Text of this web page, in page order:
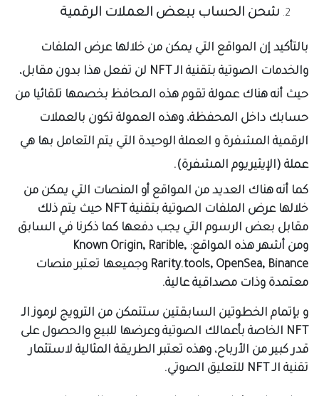
شحن الحساب ببعض العملات الرقمية
بالتأكيد إن المواقع التي يمكن من خلالها عرض الملفات
والخدمات الصوتية بتقنية الـ NFT لن تفعل هذا بدون مقابل،
حيث أنه هناك عمولة تقوم هذه المحافظ بخصمها تلقائيا من
حسابك داخل المحفظة، وهذه العمولة تكون بالعملات
الرقمية المشفرة و العملة الوحيدة التي يتم التعامل بها هي
عملة (الإيثيريوم المشفرة).
كما أنه هناك العديد من المواقع أو المنصات التي يمكن من
خلالها عرض الملفات الصوتية بتقنية NFT حيث يتم ذلك
مقابل بعض الرسوم التي يجب دفعها كما ذكرنا في السابق
ومن أشهر هذه المواقع: Known Origin, Rarible,
Rarity.tools, OpenSea, Binance وجميعها تعتبر منصات
معتمدة وذات مصداقية عالية.
و بإتمام الخطوتين السابقتين ستتمكن من الترويج لرموز الـ
NFT الخاصة بأعمالك الصوتية وعرضها للبيع والحصول على
قدر كبير من الأرباح، وهذه تعتبر الطريقة المثالية لاستثمار
تقنية الـ NFT للتعليق الصوتي.